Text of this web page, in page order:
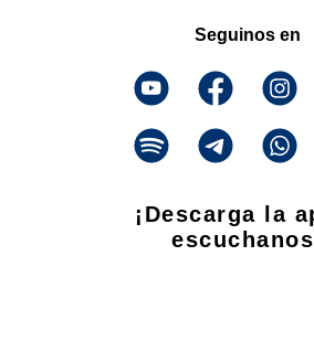
Seguinos en
¡Descarga la